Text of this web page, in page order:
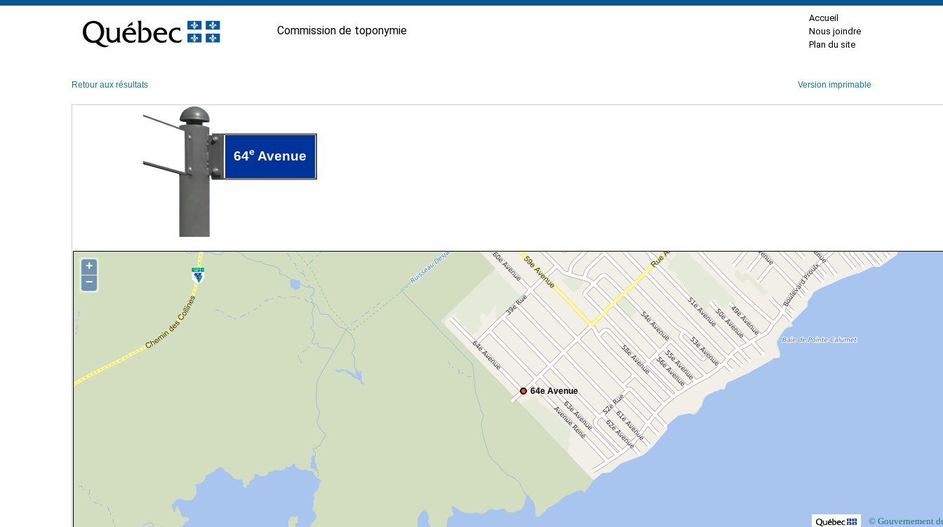
contenu
Commission de toponymie
Accueil
Nous joindre
Plan du site
Retour aux résultats Version imprimable
64e Avenue
64e Avenue
+
−
© Gouvernement